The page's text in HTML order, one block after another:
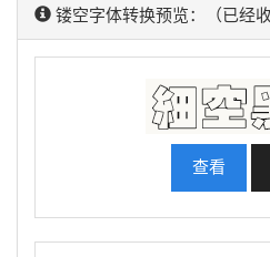
镂空字体转换预览：（已经
查看